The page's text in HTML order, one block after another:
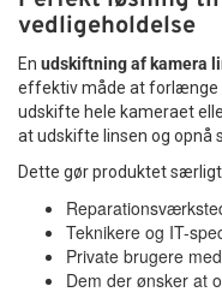
vedligeholdelse
En udskiftning af kamera
effektiv måde at forlænge
udskifte hele kameraet
at udskifte linsen og opnå
Dette gør produktet
Teknikere og IT-
Private brugere
Dem der ønsker at